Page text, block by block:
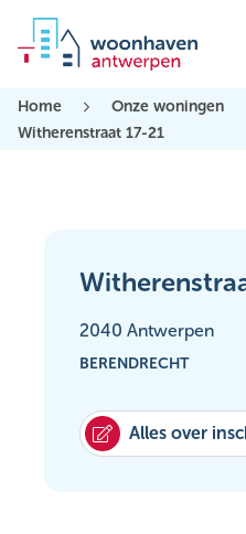
Home Onze woningen
Witherenstraat 17-21
2040 Antwerpen
BERENDRECHT
Alles over